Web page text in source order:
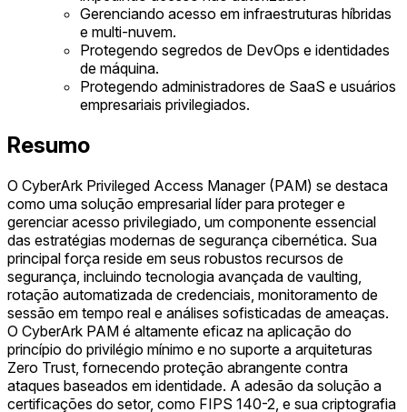
Gerenciando acesso em infraestruturas híbridas
e multi-nuvem.
Protegendo segredos de DevOps e identidades
de máquina.
Protegendo administradores de SaaS e usuários
empresariais privilegiados.
Resumo
O CyberArk Privileged Access Manager (PAM) se destaca
como uma solução empresarial líder para proteger e
gerenciar acesso privilegiado, um componente essencial
das estratégias modernas de segurança cibernética. Sua
principal força reside em seus robustos recursos de
segurança, incluindo tecnologia avançada de vaulting,
rotação automatizada de credenciais, monitoramento de
sessão em tempo real e análises sofisticadas de ameaças.
O CyberArk PAM é altamente eficaz na aplicação do
princípio do privilégio mínimo e no suporte a arquiteturas
Zero Trust, fornecendo proteção abrangente contra
ataques baseados em identidade. A adesão da solução a
certificações do setor, como FIPS 140-2, e sua criptografia